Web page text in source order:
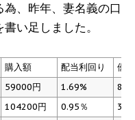
、昨年、妻名義の口
い足しました。
購入額 配当利回り
優
59000円 1.69%
104200円 0.95％